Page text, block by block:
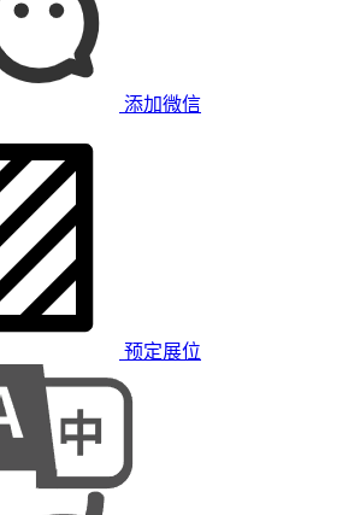
添加微信
预定展位